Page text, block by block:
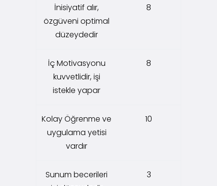
İnisiyatif alır,
özgüveni optimal
düzeydedir
8
İç Motivasyonu
kuvvetlidir, işi
istekle yapar
8
Kolay Öğrenme ve
uygulama yetisi
vardır
10
Sunum becerileri
3